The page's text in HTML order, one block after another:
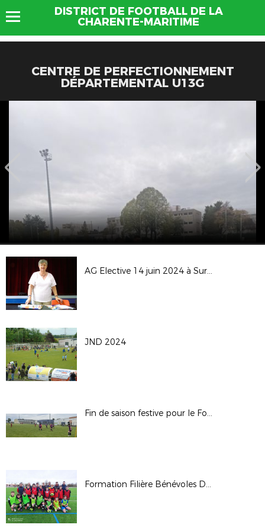
DISTRICT DE FOOTBALL DE LA
CHARENTE-MARITIME
CENTRE DE PERFECTIONNEMENT
DÉPARTEMENTAL U13G
AG Elective 14 juin 2024 à Surgères
JND 2024
Fin de saison festive pour le Foot Féminin 17
Formation Filière Bénévoles DF Responsables École de Football